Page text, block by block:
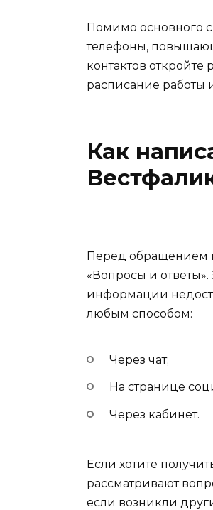
Помимо основного
телефоны,
контактов откройте
расписание работы
Как
Перед обращением
«Вопросы и
информации
любым способом:
Через чат;
На странице
Через кабинет.
Если хотите
рассматривают
если возникли